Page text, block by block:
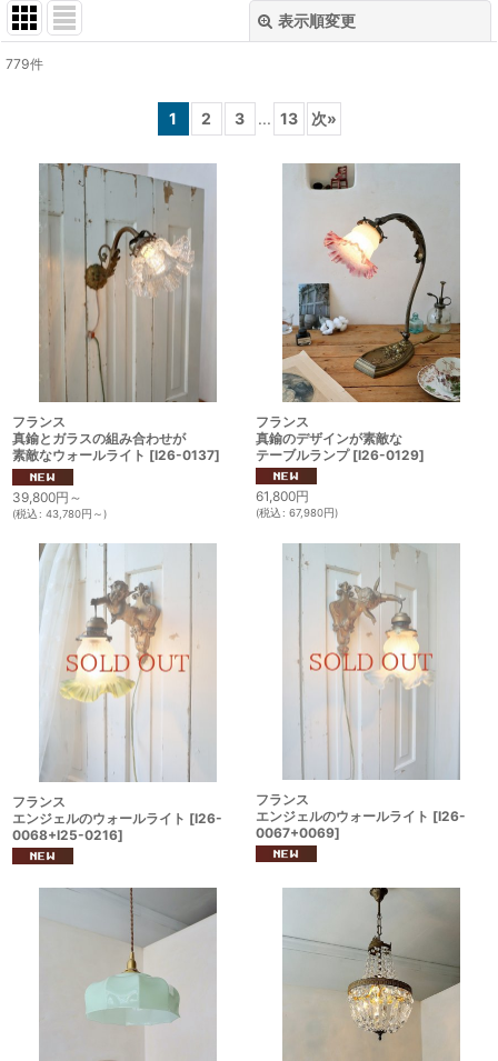
表示順変更
並び順
779件
1 2 3 ... 13 次»
フランス
真鍮とガラスの組み合わせが
素敵なウォールライト [I26-0137]
39,800円 ～
(税込: 43,780円 ～)
フランス
真鍮のデザインが素敵な
テーブルランプ [I26-0129]
61,800円
(税込: 67,980円)
フランス
エンジェルのウォールライト [I26-
0068+I25-0216]
フランス
エンジェルのウォールライト [I26-
0067+0069]